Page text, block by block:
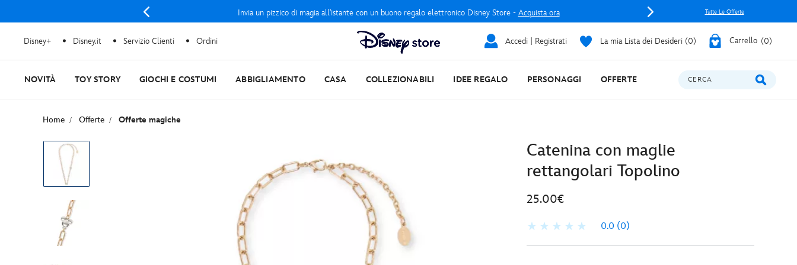
Invia un pizzico di magia all'istante con un buono regalo elettronico Disney Store - Acquista ora Tutte Le Offerte
Disney+ Disney.it Servizio Clienti Ordini Accedi | Registrati La mia Lista dei Desideri 0 Carrello 0
NOVITÀ TOY STORY GIOCHI E COSTUMI ABBIGLIAMENTO CASA COLLEZIONABILI IDEE REGALO PERSONAGGI OFFERTE CERCA
Home Offerte Offerte magiche
Catenina con maglie
rettangolari Topolino
25.00€
0.0 (0)